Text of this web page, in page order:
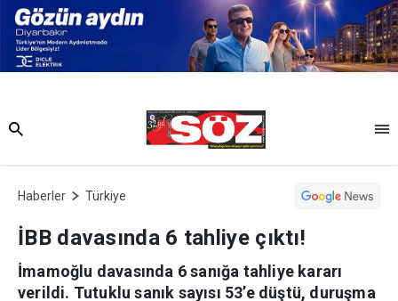
Haberler Türkiye
İBB davasında 6 tahliye çıktı!
İmamoğlu davasında 6 sanığa tahliye kararı
verildi. Tutuklu sanık sayısı 53’e düştü, duruşma